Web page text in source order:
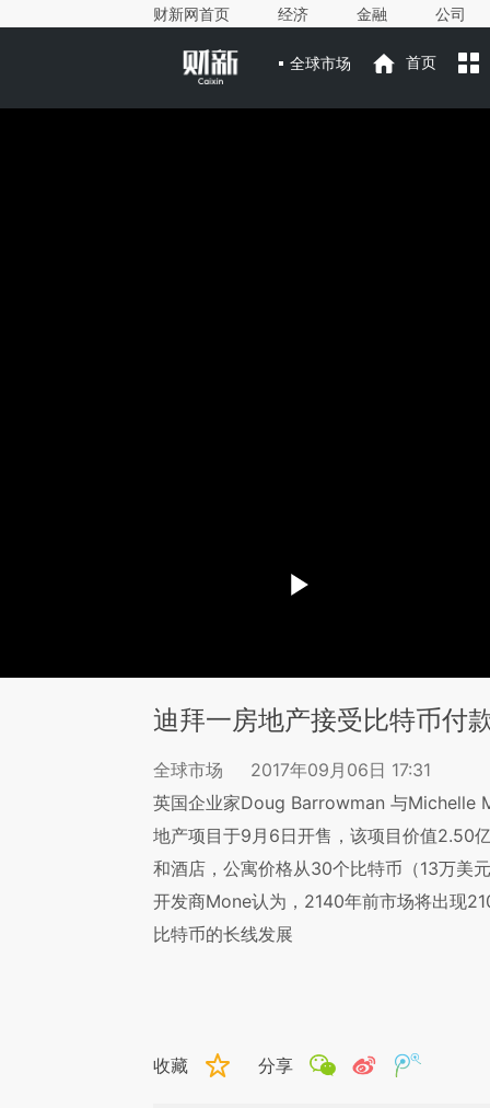
财新网首页 经济 金融 公司
全球市场 首页
迪拜一房地产接受比特币付
全球市场
2017年09月06日 17:31
英国企业家Doug Barrowman 与Michelle
地产项目于9月6日开售，该项目价值2.50
和酒店，公寓价格从30个比特币（13万美
开发商Mone认为，2140年前市场将出现
比特币的长线发展
收藏 分享